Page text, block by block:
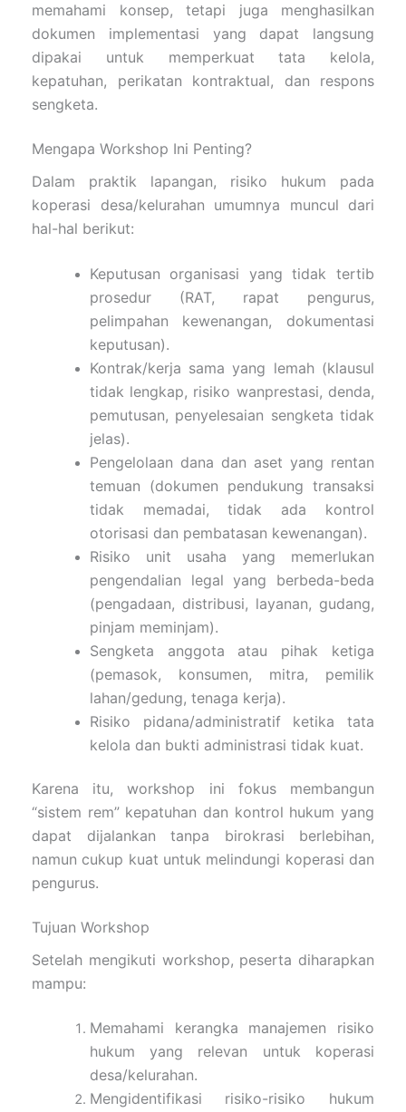
memahami konsep, tetapi juga menghasilkan
dokumen implementasi yang dapat langsung
dipakai untuk memperkuat tata kelola,
kepatuhan, perikatan kontraktual, dan respons
sengketa.
Mengapa Workshop Ini Penting?
Dalam praktik lapangan, risiko hukum pada
koperasi desa/kelurahan umumnya muncul dari
hal-hal berikut:
Keputusan organisasi yang tidak tertib
prosedur (RAT, rapat pengurus,
pelimpahan kewenangan, dokumentasi
keputusan).
Kontrak/kerja sama yang lemah (klausul
tidak lengkap, risiko wanprestasi, denda,
pemutusan, penyelesaian sengketa tidak
jelas).
Pengelolaan dana dan aset yang rentan
temuan (dokumen pendukung transaksi
tidak memadai, tidak ada kontrol
otorisasi dan pembatasan kewenangan).
Risiko unit usaha yang memerlukan
pengendalian legal yang berbeda-beda
(pengadaan, distribusi, layanan, gudang,
pinjam meminjam).
Sengketa anggota atau pihak ketiga
(pemasok, konsumen, mitra, pemilik
lahan/gedung, tenaga kerja).
Risiko pidana/administratif ketika tata
kelola dan bukti administrasi tidak kuat.
Karena itu, workshop ini fokus membangun
“sistem rem” kepatuhan dan kontrol hukum yang
dapat dijalankan tanpa birokrasi berlebihan,
namun cukup kuat untuk melindungi koperasi dan
pengurus.
Tujuan Workshop
Setelah mengikuti workshop, peserta diharapkan
mampu:
Memahami kerangka manajemen risiko
hukum yang relevan untuk koperasi
desa/kelurahan.
Mengidentifikasi risiko-risiko hukum